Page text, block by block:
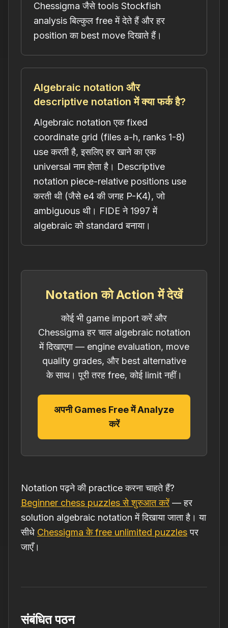
Chessigma जैसे tools Stockfish
analysis बिल्कुल free में देते हैं और हर
position का best move दिखाते हैं।
Algebraic notation और
descriptive notation में क्या फर्क है?
Algebraic notation एक fixed
coordinate grid (files a-h, ranks 1-8)
use करती है, इसलिए हर खाने का एक
universal नाम होता है। Descriptive
notation piece-relative positions use
करती थी (जैसे e4 की जगह P-K4), जो
ambiguous थी। FIDE ने 1997 में
algebraic को standard बनाया।
Notation को Action में देखें
कोई भी game import करें और
Chessigma हर चाल algebraic notation
में दिखाएगा — engine evaluation, move
quality grades, और best alternative
के साथ। पूरी तरह free, कोई limit नहीं।
अपनी Games Free में Analyze
करें
Notation पढ़ने की practice करना चाहते हैं?
Beginner chess puzzles से शुरुआत करें — हर
solution algebraic notation में दिखाया जाता है। या
सीधे Chessigma के free unlimited puzzlesपर
जाएँ।
संबंधित पठन